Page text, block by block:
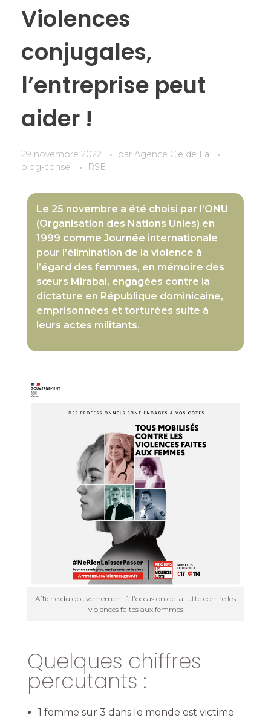
Violences
conjugales,
l’entreprise peut
aider !
29 novembre 2022 par Agence Cle de Fa
blog-conseil
RSE
Le 25 novembre a été choisi par l’ONU
(Organisation des Nations Unies) en
1999 comme Journée internationale
pour l’élimination de la violence à
l’égard des femmes, en mémoire des
sœurs Mirabal, engagées contre la
dictature en République dominicaine,
emprisonnées et torturées suite à
leurs actes militants.
Affiche du gouvernement à l'occasion de la lutte contre les
violences faites aux femmes
Quelques chiffres
percutants :
1 femme sur 3 dans le monde est victime